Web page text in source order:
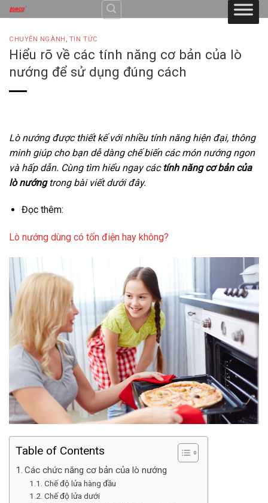
Skip
to
content
CHUYÊN NGÀNH , TIN TỨC
Hiểu rõ về các tính năng cơ bản của lò
nướng để sử dụng đúng cách
Lò nướng được thiết kế với nhiều tính năng hiện đại, thông
minh giúp cho bạn dễ dàng chế biến các món nướng ngon
và hấp dẫn. Cùng tìm hiểu ngay các tính năng cơ bản của
lò nướngtrong bài viết dưới đây.
Đọc thêm:
Lò nướng dùng có tốn điện hay không?
Table of Contents
Các chức năng cơ bản của lò nướng
Chế độ lửa hàng đầu
Chế độ lửa dưới